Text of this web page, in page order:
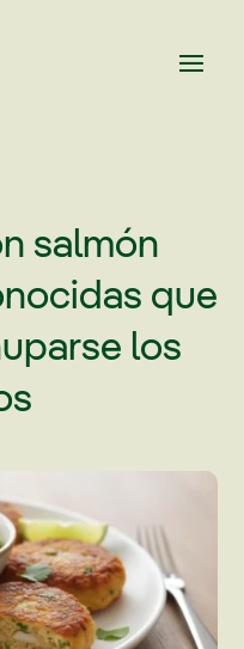
salmón
que
los